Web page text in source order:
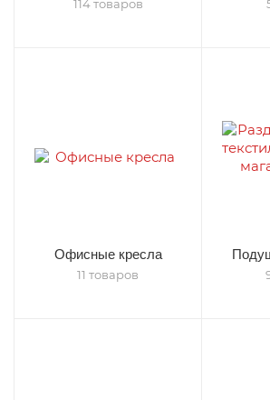
114 товаров
Офисные кресла
11 товаров